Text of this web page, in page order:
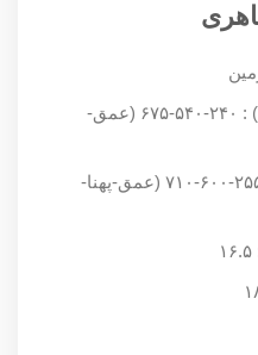
ابعاد بدون بسته بندی(mm) : ۶۷۵-۵۴۰-۲۴۰ (عمق-
ابعاد با بسته بندی(mm) : ۷۱۰-۶۰۰-۲۵۵ (عمق-پهنا-